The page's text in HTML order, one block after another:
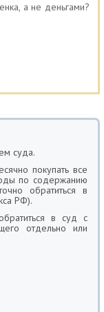
а не деньгами?
суда.
покупать все
по содержанию
обратиться в
РФ).
в суд с
отдельно или